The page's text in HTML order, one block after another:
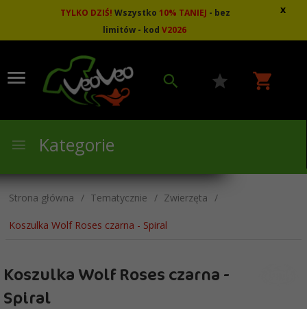
TYLKO DZIŚ! Wszystko10% TANIEJ - bez
limitów - kod V2026
x
Kategorie
Strona główna Tematycznie Zwierzęta
Koszulka Wolf Roses czarna - Spiral
Koszulka Wolf Roses czarna -
Spiral